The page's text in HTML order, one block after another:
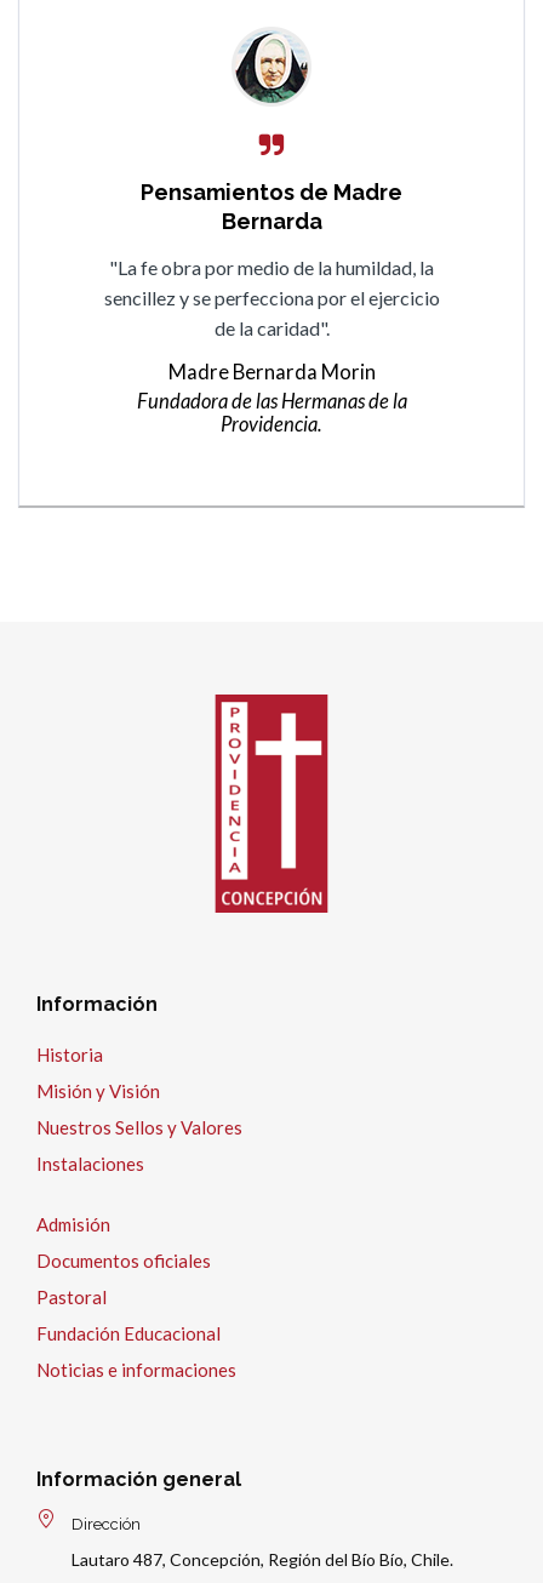
Pensamientos de Madre
Bernarda
"La fe obra por medio de la humildad, la
sencillez y se perfecciona por el ejercicio
de la caridad".
Madre Bernarda Morin
Fundadora de las Hermanas de la
Providencia.
Información
Historia
Misión y Visión
Nuestros Sellos y Valores
Instalaciones
Admisión
Documentos oficiales
Pastoral
Fundación Educacional
Noticias e informaciones
Información general
Dirección
Lautaro 487, Concepción, Región del Bío Bío, Chile.